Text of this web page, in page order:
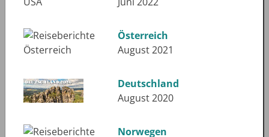
Österreich
August 2021
Deutschland
August 2020
Norwegen